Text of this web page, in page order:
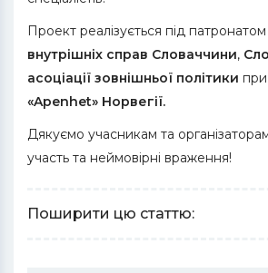
Проект реалізується під патронатом
внутрішніх справ Словаччини,
асоціації зовнішньої політики при
«Apenhet» Норвегії.
Дякуємо учасникам та
участь та неймовірні враження!
Поширити цю статтю: